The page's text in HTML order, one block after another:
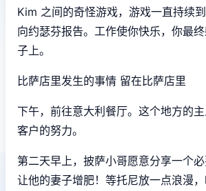
Kim 之间的奇怪游戏，游戏一直持续
向约瑟芬报告。工作使你快乐，你最
子上。
比萨店里发生的事情 留在比萨店里
下午，前往意大利餐厅。这个地方的
客户的努力。
第二天早上，披萨小哥愿意分享一个必
让他的妻子增肥！等托尼放一点浪漫